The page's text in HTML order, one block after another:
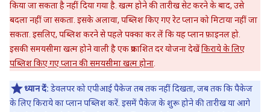
किया जा सकता है नहीं दिया गया है. खत्म होने की तारीख सेट करने के बाद, उसे
बदला नहीं जा सकता. इसके अलावा, पब्लिश किए गए रेट प्लान को मिटाया नहीं जा
सकता. इसलिए, पब्लिश करने से पहले पक्का कर लें कि यह प्लान फ़ाइनल हो.
इसकी समयसीमा खत्म होने वाली है एक प्रकाशित दर योजना देखेंकिराये के लिए
पब्लिश किए गए प्लान की समयसीमा खत्म होना
ध्यान दें: डेवलपर को एपीआई पैकेज तब तक नहीं दिखता, जब तक कि पैकेज
के लिए किराये का प्लान पब्लिश करें. इसमें पैकेज के शुरू होने की तारीख या आगे